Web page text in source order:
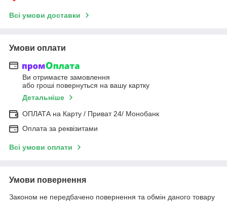
Всі умови доставки
Умови оплати
Ви отримаєте замовлення
або гроші повернуться на вашу картку
Детальніше
ОПЛАТА на Карту / Приват 24/ Монобанк
Оплата за реквізитами
Всі умови оплати
Умови повернення
Законом не передбачено повернення та обмін даного товару